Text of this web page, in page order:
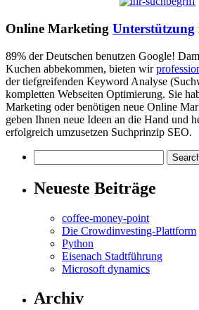
Online Marketing Unterstützung
89% der Deutschen benutzen Google!
Kuchen abbekommen, bieten wir
der tiefgreifenden Keyword Analyse
kompletten Webseiten Optimierung. Sie
Marketing oder benötigen neue Online
geben Ihnen neue Ideen an die Hand und
erfolgreich umzusetzen Suchprinzip SEO.
Neueste Beiträge
coffee-money-point
Die Crowdinvesting-Plattform
Python
Eisenach Stadtführung
Microsoft dynamics
Archiv